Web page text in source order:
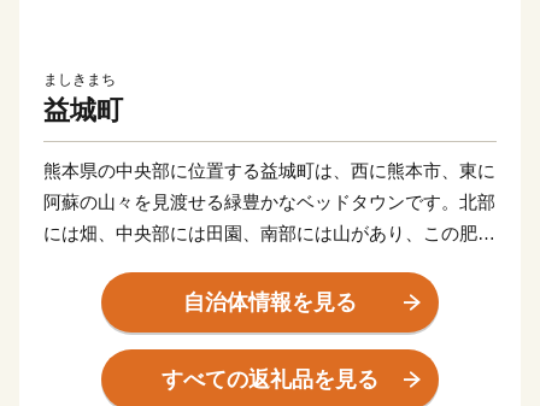
ましきまち
益城町
熊本県の中央部に位置する益城町は、西に熊本市、東に
阿蘇の山々を見渡せる緑豊かなベッドタウンです。北部
には畑、中央部には田園、南部には山があり、この肥沃
などの栽培が盛んに行われている都市と自然の調和がと
れたまちです。
四季折々の変化も豊かで、春は秋津川の桜、夏は蛍、秋
は紅葉と美しい景観があふれています。
自治体情報を見る
すべての返礼品を見る